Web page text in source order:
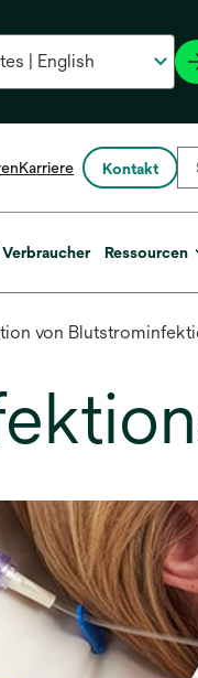
Karriere Kontakt
Ressourcen
von